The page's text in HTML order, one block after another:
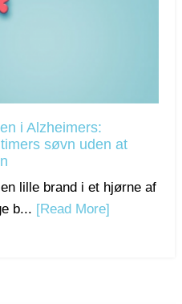
i Alzheimers:
søvn uden at
lille brand i et hjørne af
b... [Read More]